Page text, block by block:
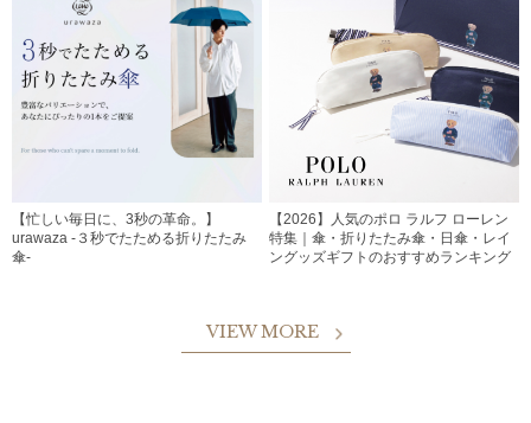
【忙しい毎日に、3秒の革命。】
urawaza -３秒でたためる折りたたみ
傘-
【2026】人気のポロ ラルフ ローレン
特集｜傘・折りたたみ傘・日傘・レイ
ングッズギフトのおすすめランキング
VIEW MORE